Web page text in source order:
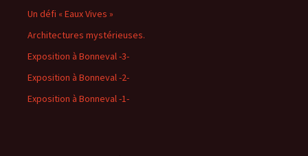
Un défi « Eaux Vives »
Architectures mystérieuses.
Exposition à Bonneval -3-
Exposition à Bonneval -2-
Exposition à Bonneval -1-